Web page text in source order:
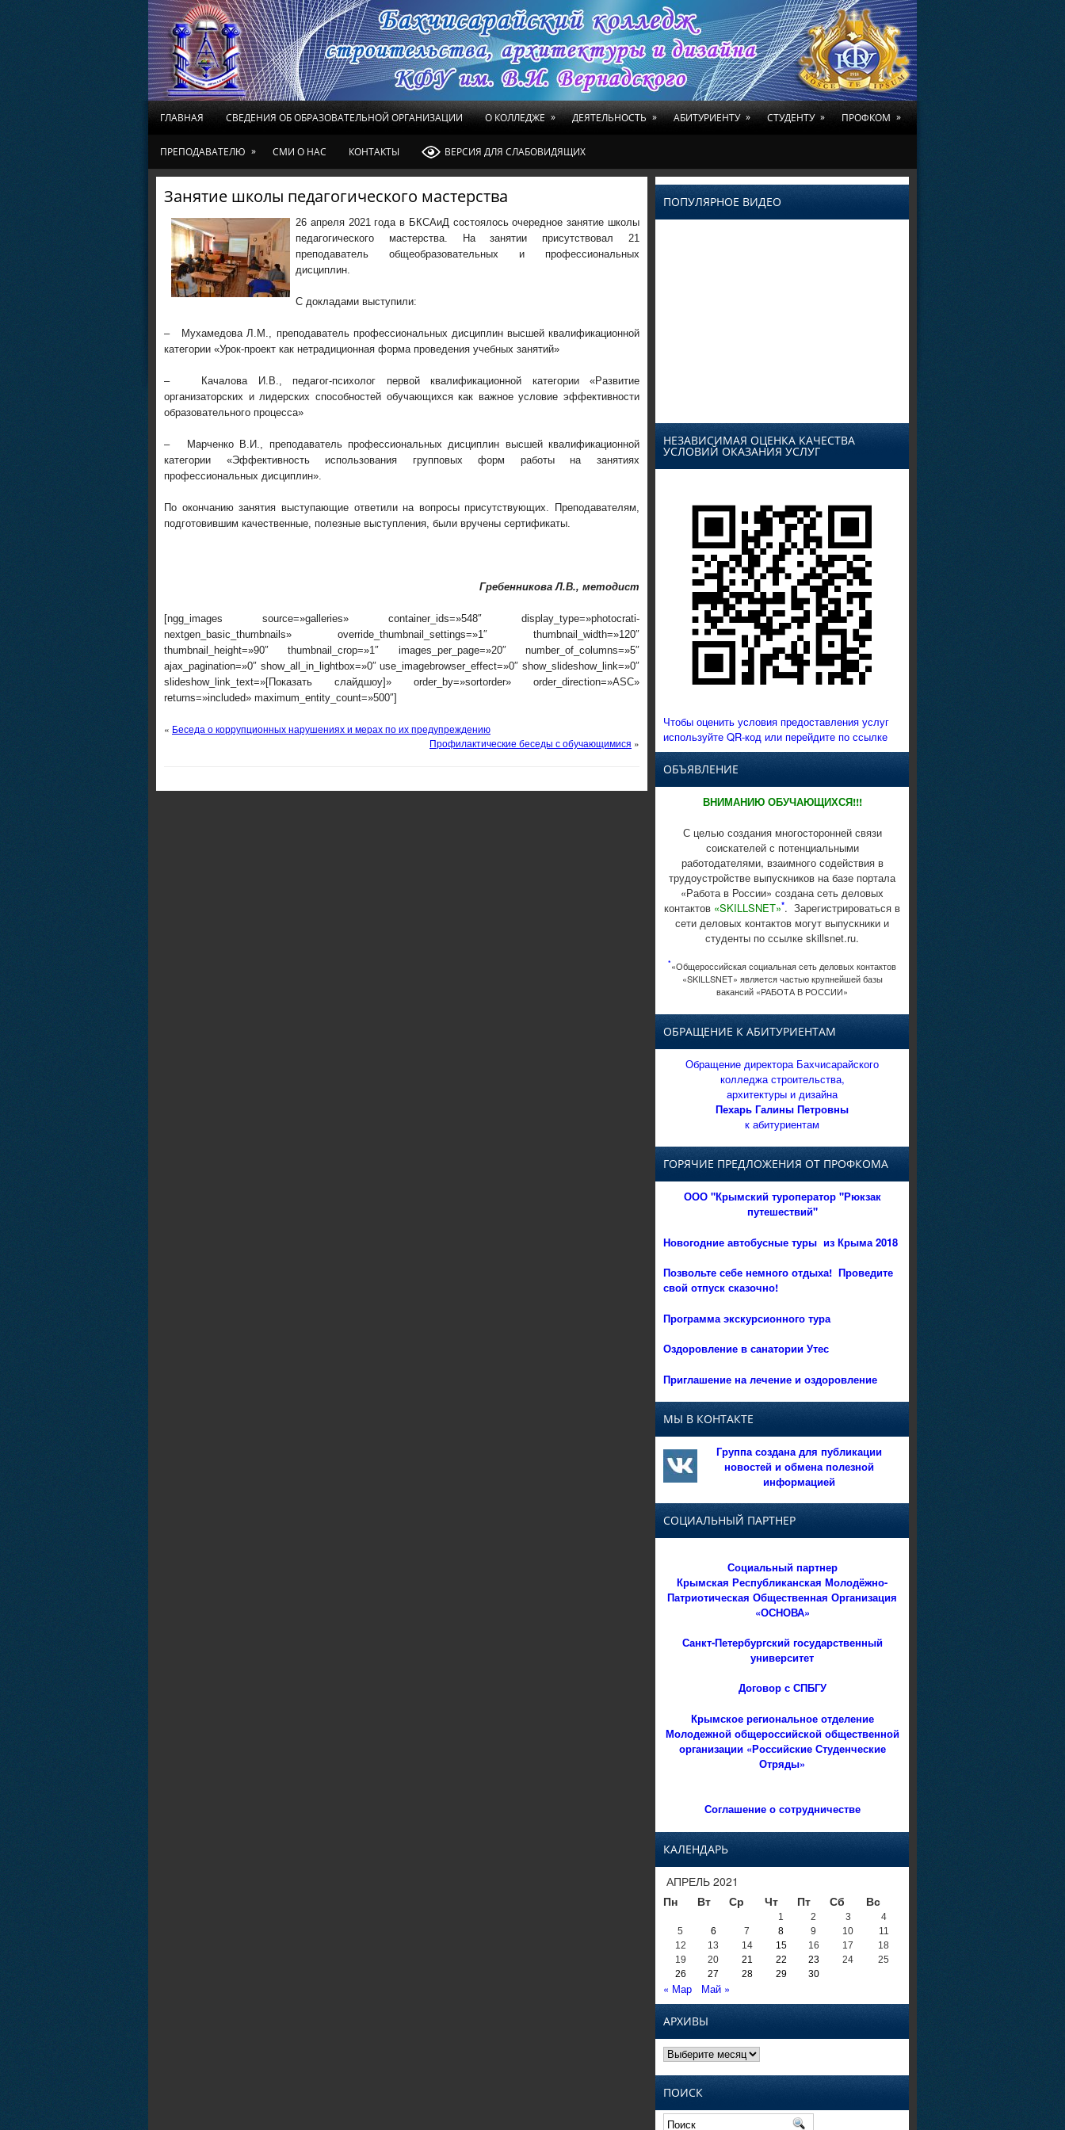
ГЛАВНАЯ СВЕДЕНИЯ ОБ ОБРАЗОВАТЕЛЬНОЙ ОРГАНИЗАЦИИ О КОЛЛЕДЖЕ » ДЕЯТЕЛЬНОСТЬ » АБИТУРИЕНТУ » СТУДЕНТУ » ПРОФКОМ »
ПРЕПОДАВАТЕЛЮ » СМИ О НАС КОНТАКТЫ ВЕРСИЯ ДЛЯ СЛАБОВИДЯЩИХ
Занятие школы педагогического мастерства
26 апреля 2021 года в БКСАиД состоялось очередное занятие школы
педагогического мастерства. На занятии присутствовал 21
преподаватель общеобразовательных и профессиональных
дисциплин.
С докладами выступили:
– Мухамедова Л.М., преподаватель профессиональных дисциплин высшей квалификационной
категории «Урок-проект как нетрадиционная форма проведения учебных занятий»
– Качалова И.В., педагог-психолог первой квалификационной категории «Развитие
организаторских и лидерских способностей обучающихся как важное условие эффективности
образовательного процесса»
– Марченко В.И., преподаватель профессиональных дисциплин высшей квалификационной
категории «Эффективность использования групповых форм работы на занятиях
профессиональных дисциплин».
По окончанию занятия выступающие ответили на вопросы присутствующих. Преподавателям,
подготовившим качественные, полезные выступления, были вручены сертификаты.
Гребенникова Л.В., методист
[ngg_images source=»galleries» container_ids=»548″ display_type=»photocrati-
nextgen_basic_thumbnails» override_thumbnail_settings=»1″ thumbnail_width=»120″
thumbnail_height=»90″ thumbnail_crop=»1″ images_per_page=»20″ number_of_columns=»5″
ajax_pagination=»0″ show_all_in_lightbox=»0″ use_imagebrowser_effect=»0″ show_slideshow_link=»0″
slideshow_link_text=»[Показать слайдшоу]» order_by=»sortorder» order_direction=»ASC»
returns=»included» maximum_entity_count=»500″]
« Беседа о коррупционных нарушениях и мерах по их предупреждению
Профилактические беседы с обучающимися »
ПОПУЛЯРНОЕ ВИДЕО
НЕЗАВИСИМАЯ ОЦЕНКА КАЧЕСТВА
УСЛОВИЙ ОКАЗАНИЯ УСЛУГ
Чтобы оценить условия предоставления услуг
используйте QR-код или перейдите по ссылке
ОБЪЯВЛЕНИЕ
ВНИМАНИЮ ОБУЧАЮЩИХСЯ!!!
С целью создания многосторонней связи
соискателей с потенциальными
работодателями, взаимного содействия в
трудоустройстве выпускников на базе портала
«Работа в России» создана сеть деловых
контактов «SKILLSNET»*. Зарегистрироваться в
сети деловых контактов могут выпускники и
студенты по ссылке skillsnet.ru.
*«Общероссийская социальная сеть деловых контактов
«SKILLSNET» является частью крупнейшей базы
вакансий «РАБОТА В РОССИИ»
ОБРАЩЕНИЕ К АБИТУРИЕНТАМ
Обращение директора Бахчисарайского
колледжа строительства,
архитектуры и дизайна
Пехарь Галины Петровны
к абитуриентам
ГОРЯЧИЕ ПРЕДЛОЖЕНИЯ ОТ ПРОФКОМА
ООО "Крымский туроператор "Рюкзак
путешествий"
Новогодние автобусные туры из Крыма 2018
Позвольте себе немного отдыха! Проведите
свой отпуск сказочно!
Программа экскурсионного тура
Оздоровление в санатории Утес
Приглашение на лечение и оздоровление
МЫ В КОНТАКТЕ
Группа создана для публикации
новостей и обмена полезной
информацией
СОЦИАЛЬНЫЙ ПАРТНЕР
Социальный партнер
Крымская Республиканская Молодёжно-
Патриотическая Общественная Организация
«ОСНОВА»
Санкт-Петербургский государственный
университет
Договор с СПБГУ
Крымское региональное отделение
Молодежной общероссийской общественной
организации «Российские Студенческие
Отряды»
Соглашение о сотрудничестве
КАЛЕНДАРЬ
АПРЕЛЬ 2021
Пн
Вт Ср Чт Пт Сб Вс
1 2 3
4
5
6 7 8 9 10
11
12
13 14 15 16 17
18
19
20 21 22 23 24
25
26
27 28 29 30
« Мар Май »
АРХИВЫ
Архивы
ПОИСК